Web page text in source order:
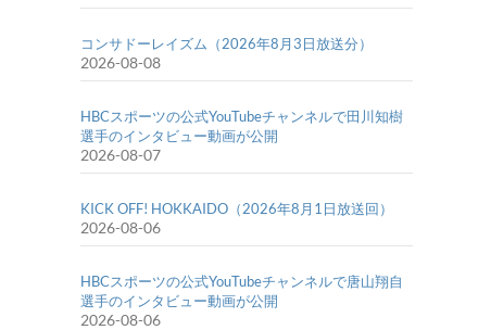
コンサドーレイズム（2026年8月3日放送分）
2026-08-08
HBCスポーツの公式YouTubeチャンネルで田川知樹
選手のインタビュー動画が公開
2026-08-07
KICK OFF! HOKKAIDO（2026年8月1日放送回）
2026-08-06
HBCスポーツの公式YouTubeチャンネルで唐山翔自
選手のインタビュー動画が公開
2026-08-06